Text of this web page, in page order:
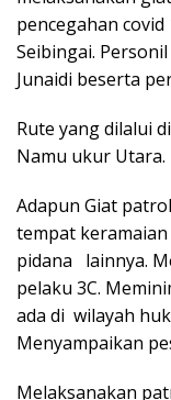
pencegahan
Seibingai.
Junaidi beserta
Rute yang dilalui
Namu ukur Utara.
Adapun Giat
tempat
pidana lainnya.
pelaku 3C.
ada di wilayah
Menyampaikan
Melaksanakan